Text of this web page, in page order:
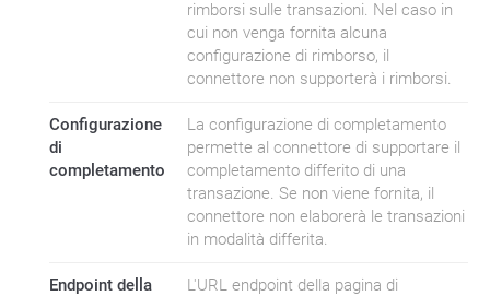
rimborsi sulle transazioni. Nel caso in
cui non venga fornita alcuna
configurazione di rimborso, il
connettore non supporterà i rimborsi.
Configurazione
di
completamento
La configurazione di completamento
permette al connettore di supportare il
completamento differito di una
transazione. Se non viene fornita, il
connettore non elaborerà le transazioni
in modalità differita.
Endpoint della
L'URL endpoint della pagina di